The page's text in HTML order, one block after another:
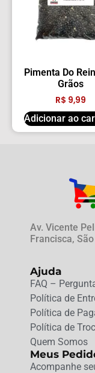
Pimenta Do
Grãos
R$ 9,99
Adicionar ao
Av. Vicente
Francisca,
Ajuda
FAQ –
Política de
Política de
Política de
Quem Somos
Meus
Acompanhe